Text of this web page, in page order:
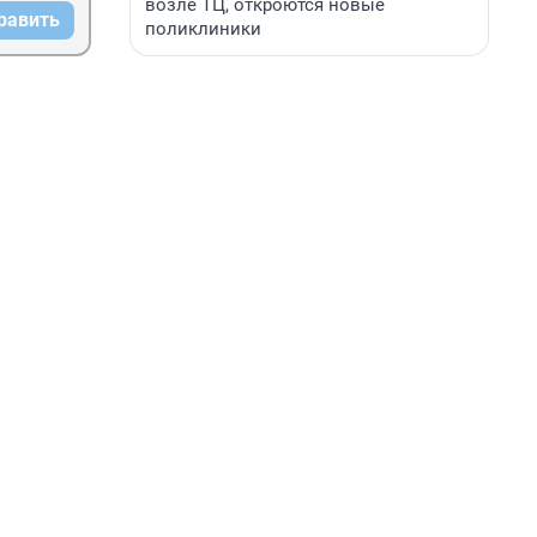
возле ТЦ, откроются новые
поликлиники